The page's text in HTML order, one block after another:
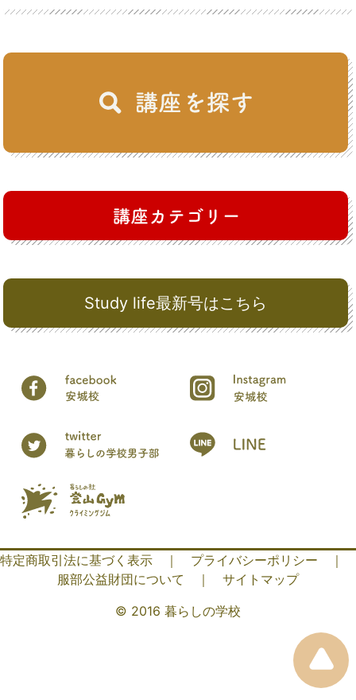
Study life最新号はこちら
特定商取引法に基づく表示 ｜ プライバシーポリシー
｜
服部公益財団について
｜
サイトマップ
© 2016 暮らしの学校